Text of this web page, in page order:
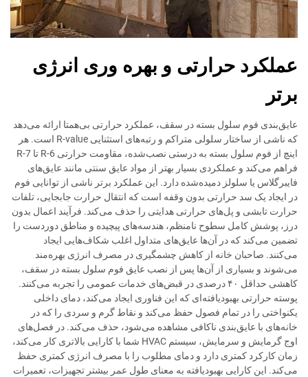
عملکرد حرارتی و بهره وری انرژی
برتر
عایق‌بندی فوم سلول بسته در سقف، عملکرد حرارتی بی‌همتا ارائه می‌دهد
که ناشی از ساختار سلولی متراکم و رتبه‌های استثنایی R-value است. هر
اینچ از فوم سلول بسته به درستی نصب‌شده، مقاومت حرارتی R-6 تا R-7
فراهم می‌کند و عملکردی بسیار بهتر از مواد عایق سنتی مانند عایق‌های
فایبرگلاس یا سلولز دمیده‌شده دارد. این عملکرد برتر ناشی از توانایی فوم
در ایجاد یک سد حرارتی بدون وقفه است که انتقال حرارت جابجایی، تلفات
حرارت تابشی و پل‌های حرارتی هدایتی را حذف می‌کند. فرآیند اعمال بدون
درز، پوشش کامل سطوح نامنظم، هندسه‌های پیچیده و مناطق دوردست را
تضمین می‌کند که در آن‌ها عایق‌های متداول اغلب شکاف‌هایی ایجاد
می‌کنند. صاحبان خانه از کاهش چشمگیری در مصرف انرژی بهره‌مند
می‌شوند و بسیاری از آن‌ها پس از نصب عایق فوم سلول بسته در سقف،
کاهشی حداقل ۴۰ درصدی در قبض‌های خدمات عمومی را تجربه می‌کنند.
پوسته حرارتی بهبودیافته‌ای که این فناوری ایجاد می‌کند، دمای داخلی
یکنواختی را در تمام فصول حفظ می‌کند و نقاط گرم و سردی را که در
خانه‌های با عایق‌بندی ناکافی مشاهده می‌شود، حذف می‌کند. در فصل‌های
اوج گرمایش و سرمایش، سیستم HVAC شما با کارایی بالاتری کار می‌کند،
زمان کارکرد کمتری دارد و دمای مطلوب را با مصرف انرژی کمتری حفظ
می‌کند. این کارایی بهبودیافته به معنای طول عمر بیشتر تجهیزات، تعمیرات